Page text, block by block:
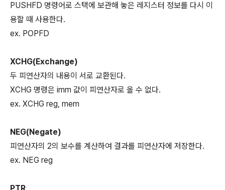
PUSHFD 명령어로 스택에 보관해 놓은 레지스터 정보를 다시 이
용할 때 사용한다.
ex. POPFD
XCHG(Exchange)
두 피연산자의 내용이 서로 교환된다.
XCHG 명령은 imm 값이 피연산자로 올 수 없다.
ex. XCHG reg, mem
NEG(Negate)
피연산자의 2의 보수를 계산하여 결과를 피연산자에 저장한다.
ex. NEG reg